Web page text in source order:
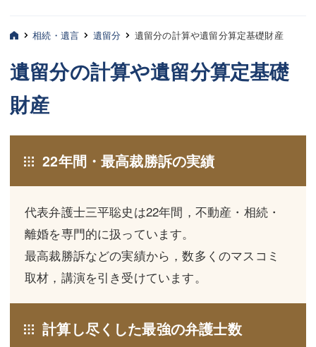
弁護士紹介
三平 聡史
酒井 博之
坂本 陽一
桶川 聡
吉元 優仁
小川 祐
弁護士費用
弁護士紹介
三平 聡史
酒井 博之
坂本 陽一
桶川 聡
吉元 優仁
弁護士費用
不動産
相続・遺言 遺留分 遺留分の計算や遺留分算定基礎財産
遺留分の計算や遺留分算定基礎
財産
22年間・最高裁勝訴の実績
代表弁護士三平聡史は22年間，不動産・相続・
離婚を専門的に扱っています。
最高裁勝訴などの実績から，数多くのマスコミ
取材，講演を引き受けています。
計算し尽くした最強の弁護士数